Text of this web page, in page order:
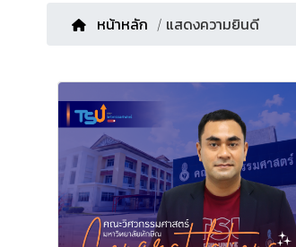
หน้าหลัก / แสดงความยินดี